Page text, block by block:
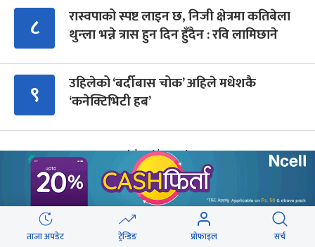
८
रास्वपाको स्पष्ट लाइन छ, निजी क्षेत्रमा कतिबेला
थुन्ला भन्ने त्रास हुन दिन हुँदैन : रवि लामिछाने
९
उहिलेको ‘बर्दीबास चोक’ अहिले मधेशकै
‘कनेक्टिभिटी हब’
Advertisment
ताजा अपडेट ट्रेन्डिङ प्रोफाइल सर्च